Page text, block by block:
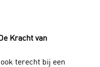
Kracht van
terecht bij een